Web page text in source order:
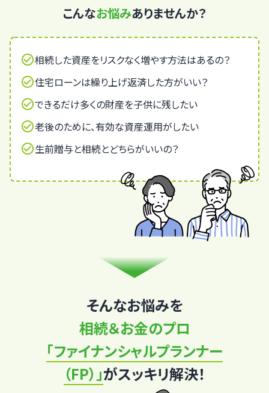
こんなお悩みありませんか？
相続した資産をリスクなく増やす方法はあるの？
住宅ローンは繰り上げ返済した方がいい？
できるだけ多くの財産を子供に残したい
老後のために、有効な資産運用がしたい
生前贈与と相続とどちらがいいの？
そんなお悩みを
相続＆お金のプロ
「ファイナンシャルプランナー
（FP）」がスッキリ解決！